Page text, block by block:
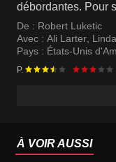
débordantes. Pour
De : Robert Luketic
Avec : Ali Larter,
Pays : États-Unis
P.
À VOIR AUSSI